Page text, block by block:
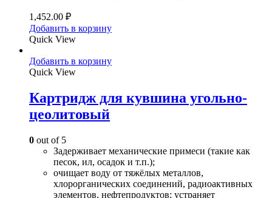
1,452.00 ₽
Добавить в корзину
Quick View
Добавить в корзину
Quick View
Картридж для кувшина угольно-
цеолитовый
0 out of 5
Задерживает механические примеси (такие как
песок, ил, осадок и т.п.);
очищает воду от тяжёлых металлов,
хлорорганических соединений, радиоактивных
элементов, нефтепродуктов; устраняет